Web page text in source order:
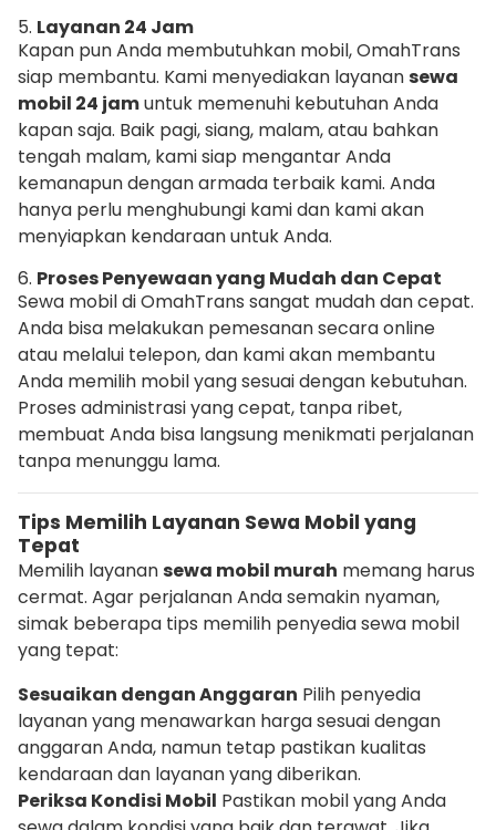
5. Layanan 24 Jam
Kapan pun Anda membutuhkan mobil, OmahTrans
siap membantu. Kami menyediakan layanansewa
mobil 24 jamuntuk memenuhi kebutuhan Anda
kapan saja. Baik pagi, siang, malam, atau bahkan
tengah malam, kami siap mengantar Anda
kemanapun dengan armada terbaik kami. Anda
hanya perlu menghubungi kami dan kami akan
menyiapkan kendaraan untuk Anda.
6. Proses Penyewaan yang Mudah dan Cepat
Sewa mobil di OmahTrans sangat mudah dan cepat.
Anda bisa melakukan pemesanan secara online
atau melalui telepon, dan kami akan membantu
Anda memilih mobil yang sesuai dengan kebutuhan.
Proses administrasi yang cepat, tanpa ribet,
membuat Anda bisa langsung menikmati perjalanan
tanpa menunggu lama.
Tips Memilih Layanan Sewa Mobil yang
Tepat
Memilih layanansewa mobil murah memang harus
cermat. Agar perjalanan Anda semakin nyaman,
simak beberapa tips memilih penyedia sewa mobil
yang tepat:
Sesuaikan dengan Anggaran Pilih penyedia
layanan yang menawarkan harga sesuai dengan
anggaran Anda, namun tetap pastikan kualitas
kendaraan dan layanan yang diberikan.
Periksa Kondisi Mobil Pastikan mobil yang Anda